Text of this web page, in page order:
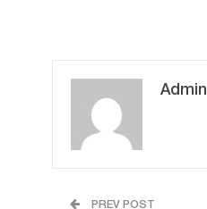
Admin
PREV POST